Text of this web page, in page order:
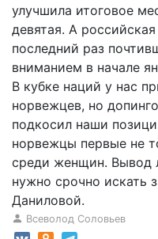
улучшила итоговое
девятая. А
последний раз
вниманием в начале
В кубке наций у нас
норвежцев, но
подкосил наши
норвежцы первые не
среди женщин. Вывод
нужно срочно искать
Даниловой.
Всеволод Соловьев